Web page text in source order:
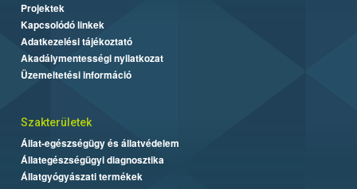
Projektek
Kapcsolódó linkek
Adatkezelési tájékoztató
Akadálymentességi nyilatkozat
Üzemeltetési információ
Szakterületek
Állat-egészségügy és állatvédelem
Állategészségügyi diagnosztika
Állatgyógyászati termékek